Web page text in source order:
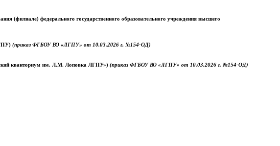
(филиале) федерального государственного образовательного учреждения высшего
(приказ ФГБОУ ВО «ЛГПУ» от 10.03.2026 г. №154-ОД)
кванториум им. Л.М. Лоповка ЛГПУ») (приказ ФГБОУ ВО «ЛГПУ» от 10.03.2026 г. №154-ОД)